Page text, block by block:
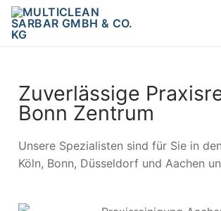
Zuverlässige
Bonn Zentrum
Unsere Spezialisten sind für Sie in
Köln, Bonn, Düsseldorf und Aachen